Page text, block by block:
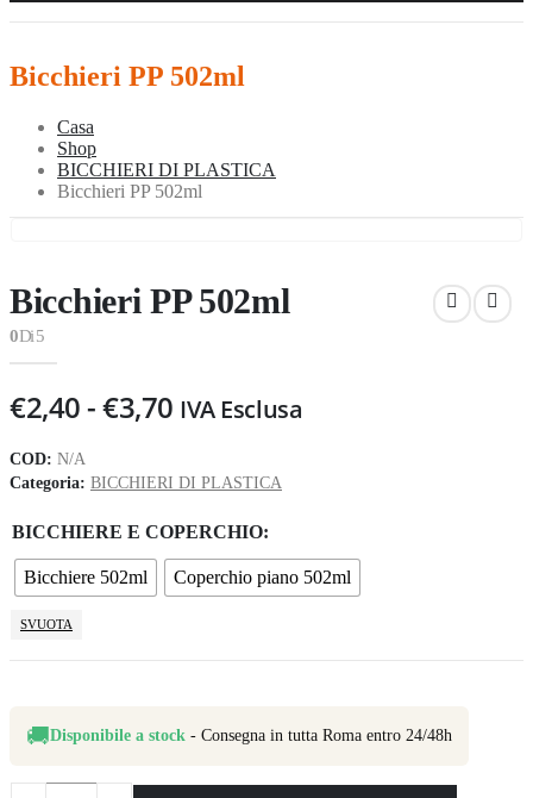
Bicchieri PP 502ml
Casa
Shop
BICCHIERI DI PLASTICA
Bicchieri PP 502ml
Bicchieri PP 502ml
0Di 5
€2,40-€3,70Fascia
da
€2,40
a
€3,70
IVA Esclusa
COD: N/A
Categoria: BICCHIERI DI PLASTICA
BICCHIERE E COPERCHIO
Bicchiere 502ml Coperchio piano 502ml
SVUOTA
🚚Disponibile a stock - Consegna in tutta Roma entro 24/48h